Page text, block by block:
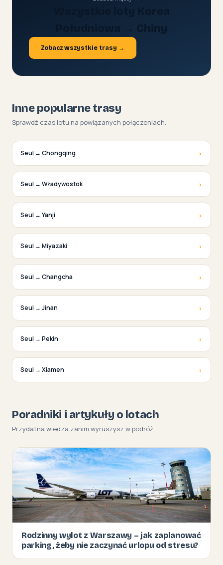
Południowa → Chiny
Zobacz wszystkie trasy →
Inne popularne trasy
Sprawdź czas lotu na powiązanych połączeniach.
Seul → Chongqing ›
Seul → Władywostok ›
Seul → Yanji ›
Seul → Miyazaki ›
Seul → Changcha ›
Seul → Jinan ›
Seul → Pekin ›
Seul → Xiamen ›
Poradniki i artykuły o lotach
Przydatna wiedza zanim wyruszysz w podróż.
Rodzinny wylot z Warszawy – jak zaplanować
parking, żeby nie zaczynać urlopu od stresu?